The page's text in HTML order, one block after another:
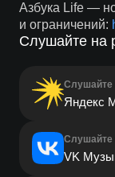
Азбука Life —
и ограничений:
Слушайте на
Слушайте
Яндекс
Слушайте
VK